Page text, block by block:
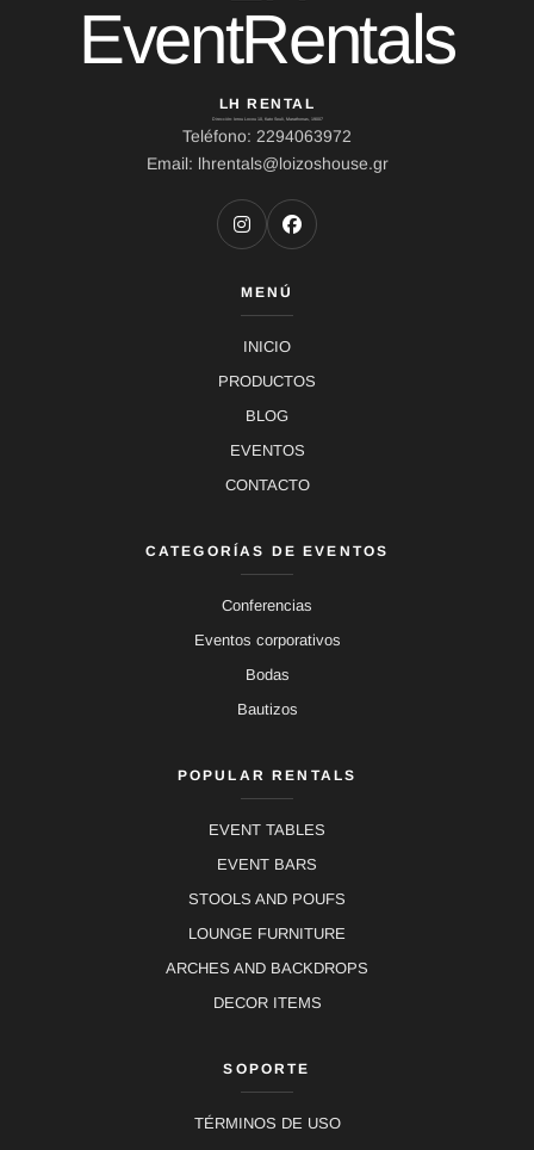
EventRentals
LH RENTAL
Dirección: Ierou Loxou 10, Kato Souli, Marathonas, 19007
Teléfono: 2294063972
Email: lhrentals@loizoshouse.gr
MENÚ
INICIO
PRODUCTOS
BLOG
EVENTOS
CONTACTO
CATEGORÍAS DE EVENTOS
Conferencias
Eventos corporativos
Bodas
Bautizos
POPULAR RENTALS
EVENT TABLES
EVENT BARS
STOOLS AND POUFS
LOUNGE FURNITURE
ARCHES AND BACKDROPS
DECOR ITEMS
SOPORTE
TÉRMINOS DE USO